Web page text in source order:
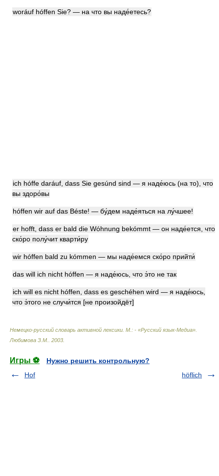
woráuf hóffen Sie? — на что вы наде́етесь?
ich hóffe daráuf, dass Sie gesúnd sind — я наде́юсь (на то), что
вы здоро́вы
hóffen wir auf das Béste! — бу́дем наде́яться на лу́чшее!
er hofft, dass er bald die Wóhnung bekómmt — он наде́ется, что
ско́ро полу́чит кварти́ру
wir hóffen bald zu kómmen — мы наде́емся ско́ро прийти́
das will ich nicht hóffen — я наде́юсь, что э́то не так
ich will es nicht hóffen, dass es geschéhen wird — я наде́юсь,
что э́того не случи́тся [не произойдёт]
Немецко-русский словарь активной лексики. М.: - «Русский язык-Медиа»
Любимова З.М.
2003
Игры ⚽
Нужно решить контрольную?
Hof
höflich